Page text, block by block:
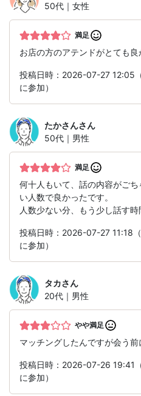
50代｜女性
満足
お店の方のアテンドがとても良
投稿日時：2026-07-27 12:05
に参加）
たかさんさん
50代｜男性
満足
何十人もいて、話の内容がご
い人数で良かったです。
人数少ない分、もう少し話す時
投稿日時：2026-07-27 11:18
に参加）
タカさん
20代｜男性
やや満足
マッチングしたんですが会う
投稿日時：2026-07-26 19:41
に参加）